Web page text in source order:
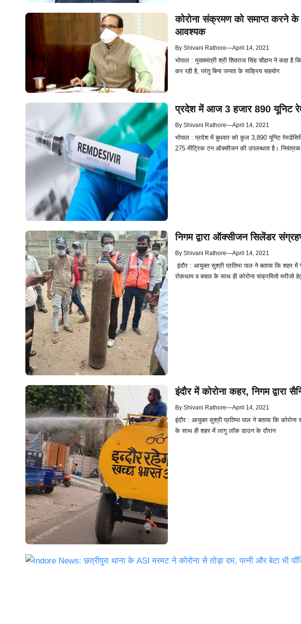
कोरोना संक्रमण को समाप्त करने
आवश्यक
By Shivani Rathore—April 14, 2021
भोपाल : मुख्यमंत्री श्री शिवराज सिंह चौहान ने कहा
कर रही है, परंतु बिना जनता के सक्रिय सहयोग
प्रदेश में आज 3 हजार 890 यूनिट
By Shivani Rathore—April 14, 2021
भोपाल : प्रदेश में बुधवार को कुल 3,890 यूनिट
275 मीट्रिक टन ऑक्सीजन की उपलब्धता है। नियंत्रक,
निगम द्वारा ऑक्सीजन सिलेंडर
By Shivani Rathore—April 14, 2021
इंदौर : आयुक्त सुश्री प्रतिभा पाल ने बताया कि शहर
रोकथाम व बचाव के साथ ही कोरोना संक्रमितो मरीजो
इंदौर में कोरोना कहर, निगम द्वारा
By Shivani Rathore—April 14, 2021
इंदौर : आयुक्त सुश्री प्रतिभा पाल ने बताया कि
के साथ ही शहर में लागू लॉक डाउन के दौरान